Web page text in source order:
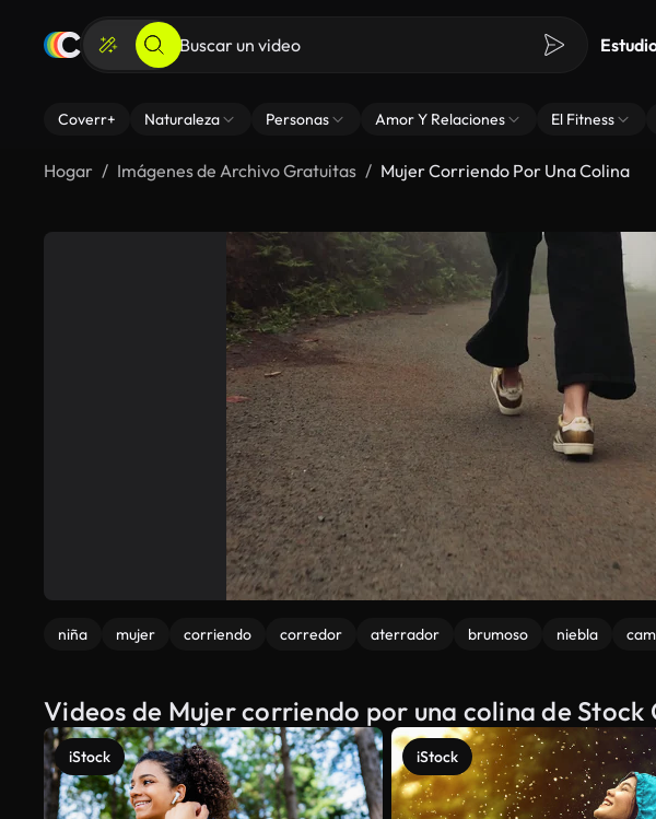
Coverr+ Naturaleza Personas Amor Y Relaciones El Fitness
Hogar Imágenes de Archivo Gratuitas Mujer Corriendo Por Una Colina
niña mujer corriendo corredor aterrador brumoso niebla
Videos de Mujer corriendo por una colina de Stock
iStock iStock